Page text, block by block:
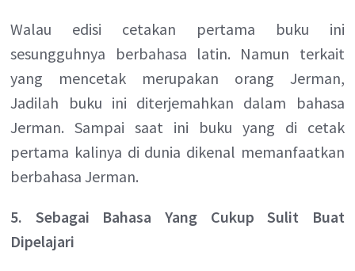
Walau edisi cetakan pertama buku ini
sesungguhnya berbahasa latin. Namun terkait
yang mencetak merupakan orang Jerman,
Jadilah buku ini diterjemahkan dalam bahasa
Jerman. Sampai saat ini buku yang di cetak
pertama kalinya di dunia dikenal memanfaatkan
berbahasa Jerman.
5. Sebagai Bahasa Yang Cukup Sulit Buat
Dipelajari